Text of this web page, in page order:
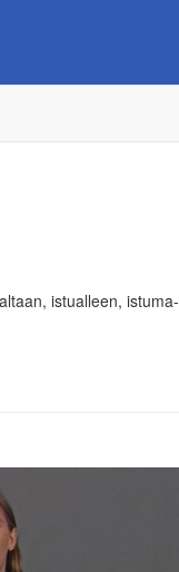
istualleen, istuma-